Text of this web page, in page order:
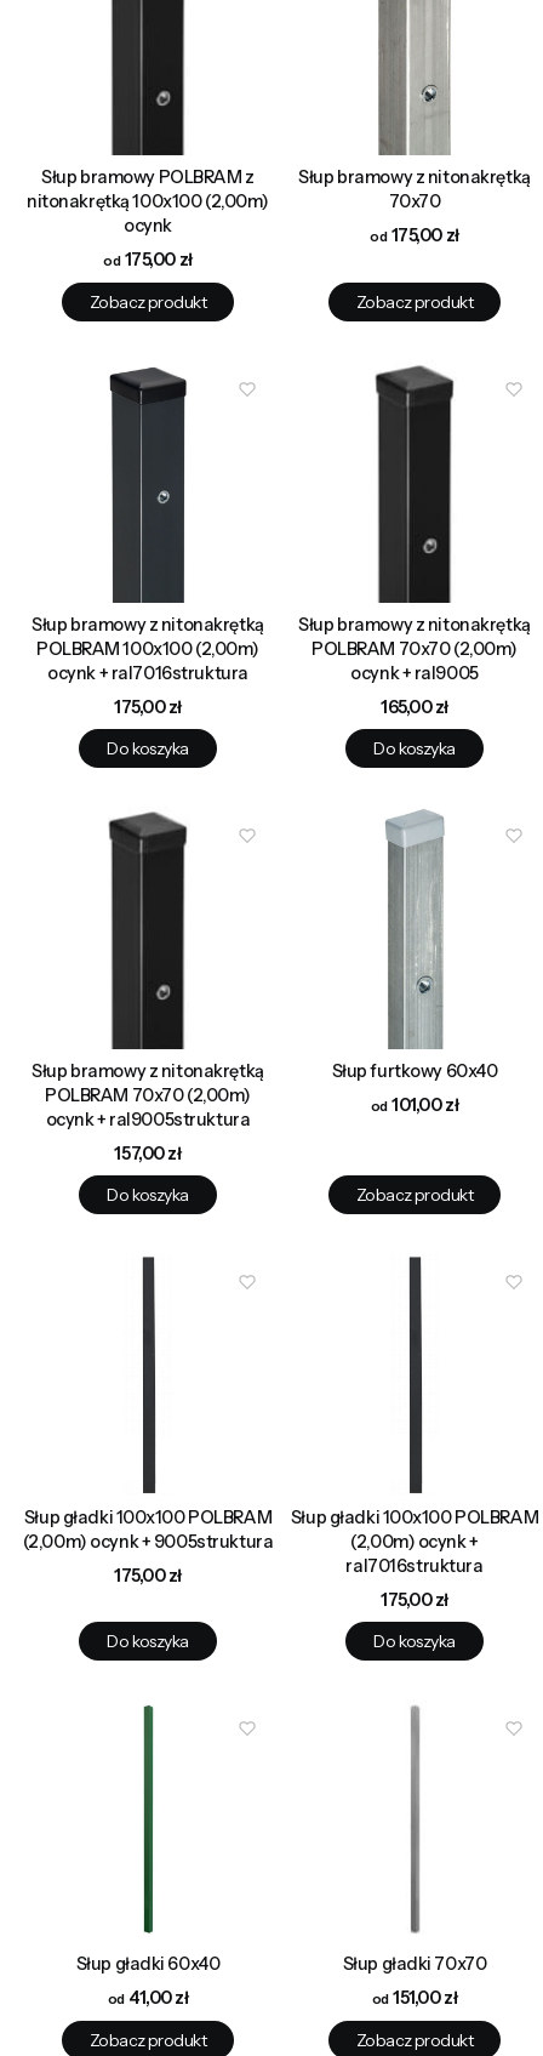
Słup bramowy POLBRAM z
nitonakrętką 100x100 (2,00m)
ocynk
Cena175,00 zł
Zobacz produkt
Słup bramowy z nitonakrętką
70x70
Cena175,00 zł
Zobacz produkt
Słup bramowy z nitonakrętką
POLBRAM 100x100 (2,00m)
ocynk + ral7016struktura
Cena
175,00 zł
Do koszyka
Słup bramowy z nitonakrętką
POLBRAM 70x70 (2,00m)
ocynk + ral9005
Cena
165,00 zł
Do koszyka
Słup bramowy z nitonakrętką
POLBRAM 70x70 (2,00m)
ocynk + ral9005struktura
Cena
157,00 zł
Do koszyka
Słup furtkowy 60x40
Cena101,00 zł
Zobacz produkt
Słup gładki 100x100 POLBRAM
(2,00m) ocynk + 9005struktura
Cena
175,00 zł
Do koszyka
Słup gładki 100x100 POLBRAM
(2,00m) ocynk +
ral7016struktura
Cena
175,00 zł
Do koszyka
Słup gładki 60x40
Cena41,00 zł
Zobacz produkt
Słup gładki 70x70
Cena151,00 zł
Zobacz produkt